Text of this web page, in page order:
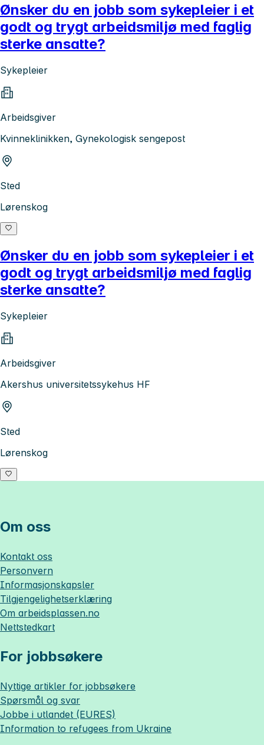
Ønsker du en jobb som sykepleier i et
godt og trygt arbeidsmiljø med faglig
sterke ansatte?
Sykepleier
Arbeidsgiver
Kvinneklinikken, Gynekologisk sengepost
Sted
Lørenskog
Ønsker du en jobb som sykepleier i et
godt og trygt arbeidsmiljø med faglig
sterke ansatte?
Sykepleier
Arbeidsgiver
Akershus universitetssykehus HF
Sted
Lørenskog
Om oss
Kontakt oss
Personvern
Informasjonskapsler
Tilgjengelighetserklæring
Om arbeidsplassen.no
Nettstedkart
For jobbsøkere
Nyttige artikler for jobbsøkere
Spørsmål og svar
Jobbe i utlandet (EURES)
Information to refugees from Ukraine